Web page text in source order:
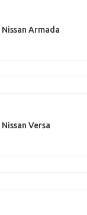
Nissan Armada
Nissan Versa